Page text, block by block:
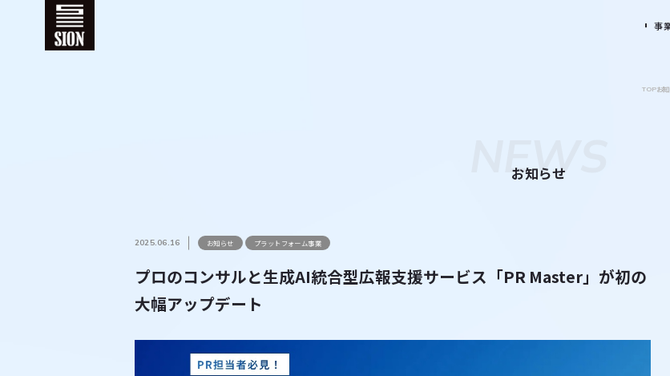
事
TOPお
NEWS
お知らせ
2025.06.16 お知らせ プラットフォーム事業
プロのコンサルと生成AI統合型広報支援サービス「PR Master」が初の
大幅アップデート